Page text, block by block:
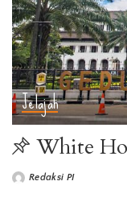
Jelajah
White
Redaksi PI